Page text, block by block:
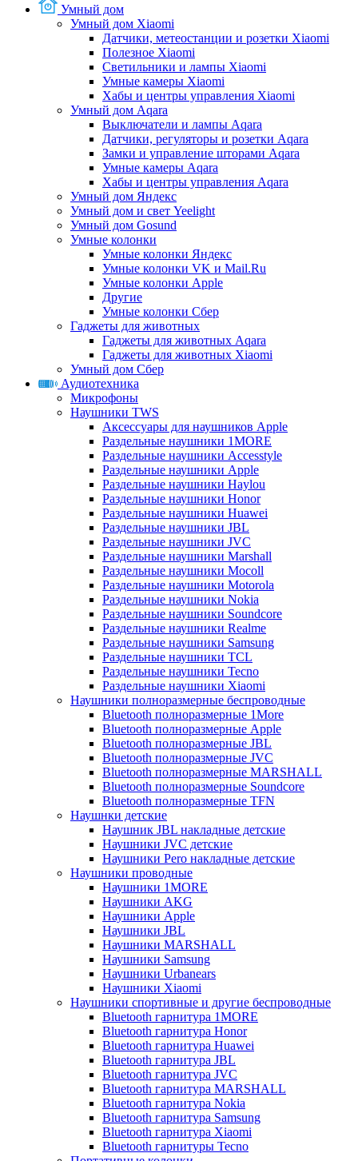
Умный дом
Умный дом Xiaomi
Датчики, метеостанции и розетки Xiaomi
Полезное Xiaomi
Светильники и лампы Xiaomi
Умные камеры Xiaomi
Хабы и центры управления Xiaomi
Умный дом Aqara
Выключатели и лампы Aqara
Датчики, регуляторы и розетки Aqara
Замки и управление шторами Aqara
Умные камеры Aqara
Хабы и центры управления Aqara
Умный дом Яндекс
Умный дом и свет Yeelight
Умный дом Gosund
Умные колонки
Умные колонки Яндекс
Умные колонки VK и Mail.Ru
Умные колонки Apple
Другие
Умные колонки Сбер
Гаджеты для животных
Гаджеты для животных Aqara
Гаджеты для животных Xiaomi
Умный дом Сбер
Аудиотехника
Микрофоны
Наушники TWS
Аксессуары для наушников Apple
Раздельные наушники 1MORE
Раздельные наушники Accesstyle
Раздельные наушники Apple
Раздельные наушники Haylou
Раздельные наушники Honor
Раздельные наушники Huawei
Раздельные наушники JBL
Раздельные наушники JVC
Раздельные наушники Marshall
Раздельные наушники Mocoll
Раздельные наушники Motorola
Раздельные наушники Nokia
Раздельные наушники Soundcore
Раздельные наушники Realme
Раздельные наушники Samsung
Раздельные наушники TCL
Раздельные наушники Tecno
Раздельные наушники Xiaomi
Наушники полноразмерные беспроводные
Bluetooth полноразмерные 1More
Bluetooth полноразмерные Apple
Bluetooth полноразмерные JBL
Bluetooth полноразмерные JVC
Bluetooth полноразмерные MARSHALL
Bluetooth полноразмерные Soundcore
Bluetooth полноразмерные TFN
Наушнки детские
Наушник JBL накладные детские
Наушники JVC детские
Наушники Pero накладные детские
Наушники проводные
Наушники 1MORE
Наушники AKG
Наушники Apple
Наушники JBL
Наушники MARSHALL
Наушники Samsung
Наушники Urbanears
Наушники Xiaomi
Наушники спортивные и другие беспроводные
Bluetooth гарнитура 1MORE
Bluetooth гарнитура Honor
Bluetooth гарнитура Huawei
Bluetooth гарнитура JBL
Bluetooth гарнитура JVC
Bluetooth гарнитура MARSHALL
Bluetooth гарнитура Nokia
Bluetooth гарнитура Samsung
Bluetooth гарнитура Xiaomi
Bluetooth гарнитуры Tecno